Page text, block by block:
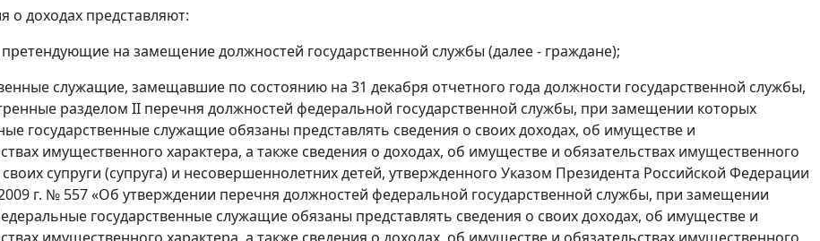
о доходах представляют:
на замещение должностей государственной службы (далее - граждане);
служащие, замещавшие по состоянию на 31 декабря отчетного года должности государственной службы,
разделом II перечня должностей федеральной государственной службы, при замещении которых
государственные служащие обязаны представлять сведения о своих доходах, об имуществе и
имущественного характера, а также сведения о доходах, об имуществе и обязательствах имущественного
своих супруги (супруга) и несовершеннолетних детей, утвержденного Указом Президента Российской Федерации
г. № 557 «Об утверждении перечня должностей федеральной государственной службы, при замещении
государственные служащие обязаны представлять сведения о своих доходах, об имуществе и
имущественного характера, а также сведения о доходах, об имуществе и обязательствах имущественного